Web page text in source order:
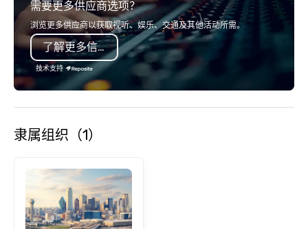
需要更多供应商选项？
浏览更多供应商以获取视听、娱乐、交通及其他活动所需。
了解更多信息
技术支持
隶属组织（1）